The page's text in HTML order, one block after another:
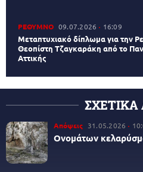
ΡΕΘΥΜΝΟ 09.07.2026 16:09
Μεταπτυχιακό δίπλωμα για την
Θεοπίστη Τζαγκαράκη από το
Αττικής
ΣΧΕΤΙΚΑ
Απόψεις 31.05.2026
Ονομάτων